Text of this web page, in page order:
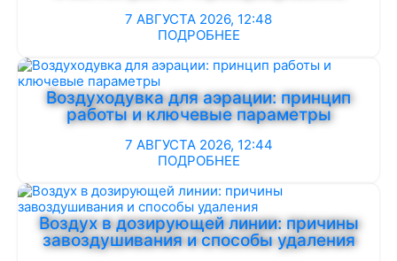
7 АВГУСТА 2026, 12:48
ПОДРОБНЕЕ
Воздуходувка для аэрации: принцип
работы и ключевые параметры
7 АВГУСТА 2026, 12:44
ПОДРОБНЕЕ
Воздух в дозирующей линии: причины
завоздушивания и способы удаления